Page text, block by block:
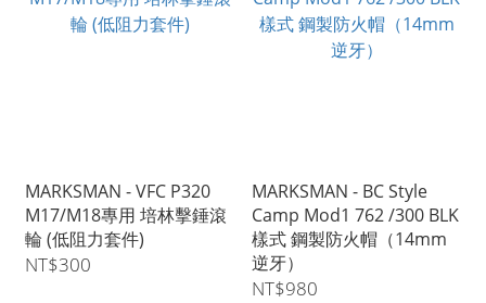
MARKSMAN - VFC P320
M17/M18專用 培林擊錘滾
輪 (低阻力套件)
NT$300
MARKSMAN - BC Style
Camp Mod1 762 /300 BLK
樣式 鋼製防火帽（14mm
逆牙）
NT$980